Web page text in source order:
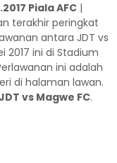
Piala AFC|
terakhir peringkat
antara JDT vs
2017 ini di Stadium
ini adalah
di halaman lawan.
JDT vs Magwe FC.